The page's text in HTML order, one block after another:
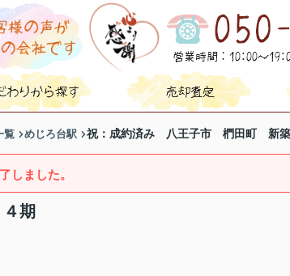
覧 めじろ台駅 祝：成約済み 八王子市 椚田町 新
しました。
期